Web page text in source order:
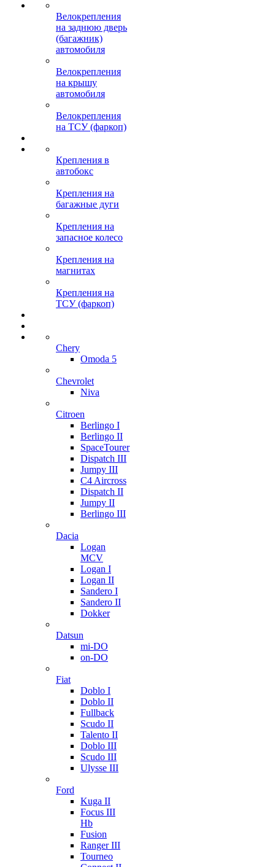
Велокрепления
на заднюю дверь
(багажник)
автомобиля
Велокрепления
на крышу
автомобиля
Велокрепления
на ТСУ (фаркоп)
Крепления в
автобокс
Крепления на
багажные дуги
Крепления на
запасное колесо
Крепления на
магнитах
Крепления на
ТСУ (фаркоп)
Chery
Omoda 5
Chevrolet
Niva
Citroen
Berlingo I
Berlingo II
SpaceTourer
Dispatch III
Jumpy III
C4 Aircross
Dispatch II
Jumpy II
Berlingo III
Dacia
Logan
MCV
Logan I
Logan II
Sandero I
Sandero II
Dokker
Datsun
mi-DO
on-DO
Fiat
Doblo I
Doblo II
Fullback
Scudo II
Talento II
Doblo III
Scudo III
Ulysse III
Ford
Kuga II
Focus III
Hb
Fusion
Ranger III
Tourneo